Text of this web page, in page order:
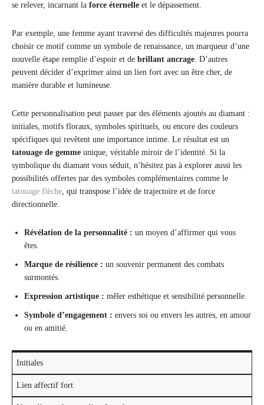
se relever, incarnant la force éternelle et le dépassement.
Par exemple, une femme ayant traversé des difficultés majeures pourra
choisir ce motif comme un symbole de renaissance, un marqueur d’une
nouvelle étape remplie d’espoir et de brillant ancrage. D’autres
peuvent décider d’exprimer ainsi un lien fort avec un être cher, de
manière durable et lumineuse.
Cette personnalisation peut passer par des éléments ajoutés au diamant :
initiales, motifs floraux, symboles spirituels, ou encore des couleurs
spécifiques qui revêtent une importance intime. Le résultat est un
tatouage de gemme unique, véritable miroir de l’identité. Si la
symbolique du diamant vous séduit, n’hésitez pas à explorer aussi les
possibilités offertes par des symboles complémentaires comme le
tatouage flèche, qui transpose l’idée de trajectoire et de force
directionnelle.
Révélation de la personnalité : un moyen d’affirmer qui vous
êtes.
Marque de résilience : un souvenir permanent des combats
surmontés.
Expression artistique : mêler esthétique et sensibilité personnelle.
Symbole d’engagement : envers soi ou envers les autres, en amour
ou en amitié.
Initiales
Lien affectif fort